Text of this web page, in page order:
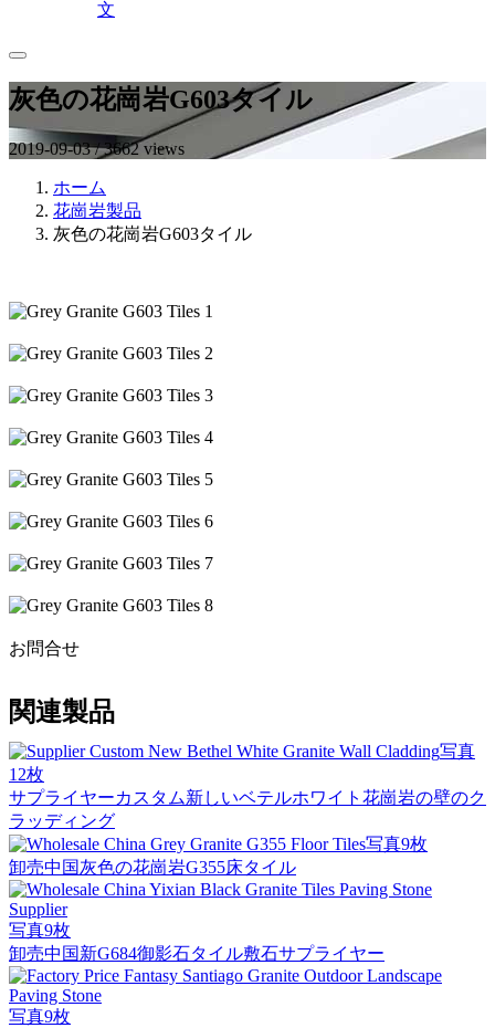
文
灰色の花崗岩G603タイル
2019-09-03 / 3662 views
ホーム
花崗岩製品
灰色の花崗岩G603タイル
お問合せ
関連製品
写真
12枚
サプライヤーカスタム新しいベテルホワイト花崗岩の壁のク
ラッディング
写真9枚
卸売中国灰色の花崗岩G355床タイル
写真9枚
卸売中国新G684御影石タイル敷石サプライヤー
写真9枚